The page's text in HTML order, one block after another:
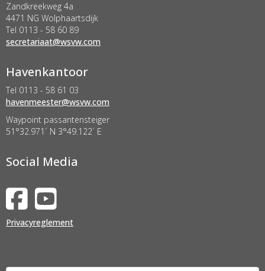
Zandkreekweg 4a
4471 NG Wolphaartsdijk
Tel 0113 - 58 60 89
taairaterces@wsvw.com
Havenkantoor
Tel 0113 - 58 61 03
retseemnevah@wsvw.com
Waypoint passantensteiger
51°32.971´ N 3°49.122´ E
Social Media
Privacyreglement